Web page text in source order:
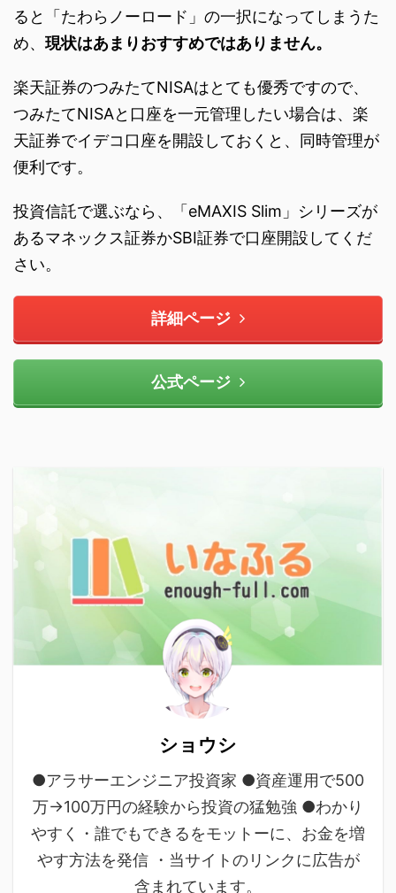
ると「たわらノーロード」の一択になってしまうた
め、 現状はあまりおすすめではありません。
楽天証券のつみたてNISAはとても優秀ですので、
つみたてNISAと口座を一元管理したい場合は、楽
天証券でイデコ口座を開設しておくと、同時管理が
便利です。
投資信託で選ぶなら、「eMAXIS Slim」シリーズが
あるマネックス証券かSBI証券で口座開設してくだ
さい。
詳細ページ
公式ページ
ショウシ
●アラサーエンジニア投資家 ●資産運用で500
万→100万円の経験から投資の猛勉強 ●わかり
やすく・誰でもできるをモットーに、お金を増
やす方法を発信 ・当サイトのリンクに広告が
含まれています。